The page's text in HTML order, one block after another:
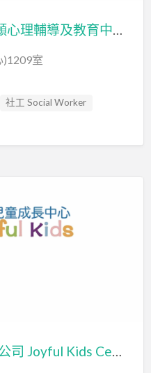
[已結業 It’s closed] 星願心理輔導及教育中心有限公司 – 祈望心理輔導中心 Hope Counseling Center Limited
)1209室
社工 Social Worker